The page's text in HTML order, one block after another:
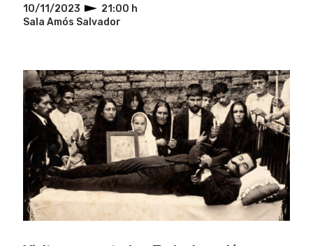
10/11/2023
21:00 h
Sala Amós Salvador